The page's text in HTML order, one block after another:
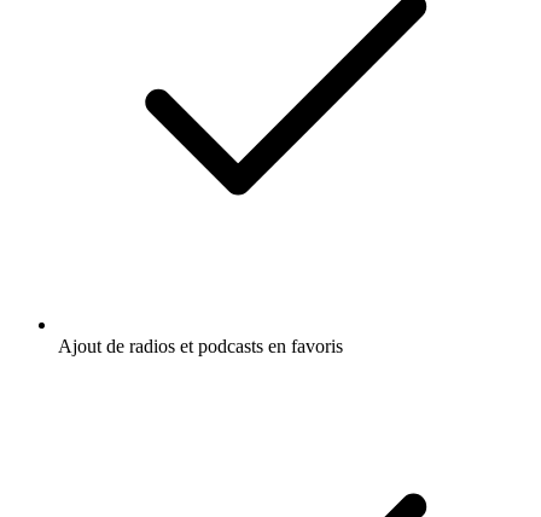
Ajout de radios et podcasts en favoris